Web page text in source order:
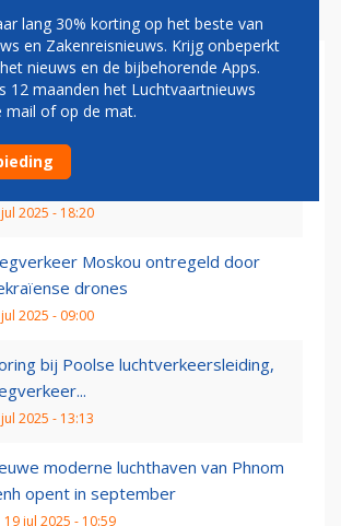
Maastricht Airport
vertraagd:...
2025 - 18:20
Moskou ontregeld door
drones
2025 - 09:00
bij Poolse luchtverkeersleiding,
2025 - 13:13
moderne luchthaven van Phnom
opent in september
19 jul 2025 - 10:59
lang 30% korting op het beste van
en Zakenreisnieuws. Krijg onbeperkt
nieuws en de bijbehorende Apps.
12 maanden het Luchtvaartnieuws
mail of op de mat.